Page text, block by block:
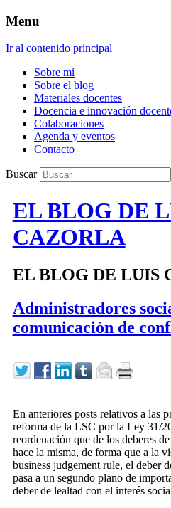
Menu
Ir al contenido principal
Sobre mí
Sobre el blog
Materiales docentes
Docencia e innovación
Colaboraciones
Agenda y eventos
Contacto
Buscar
EL BLOG DE
CAZORLA
EL BLOG DE LUIS
Administradores
comunicación de
En anteriores posts relativos a las
reforma de la LSC por la Ley 31/
reordenación que de los deberes
hace la misma, de forma que a la
business judgement rule, el deber
pasa a un segundo plano de
deber de lealtad con el interés